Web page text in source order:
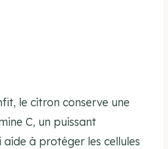
le citron conserve une
C, un puissant
aide à protéger les cellules